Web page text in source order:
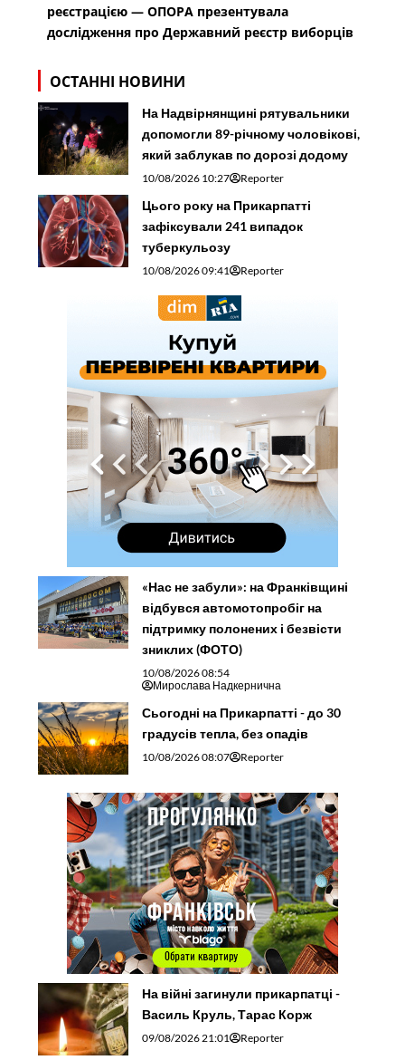
реєстрацією — ОПОРА презентувала
дослідження про Державний реєстр виборців
ОСТАННІ НОВИНИ
На Надвірнянщині рятувальники
допомогли 89-річному чоловікові,
який заблукав по дорозі додому
10/08/2026 10:27 Reporter
Цього року на Прикарпатті
зафіксували 241 випадок
туберкульозу
10/08/2026 09:41 Reporter
«Нас не забули»: на Франківщині
відбувся автомотопробіг на
підтримку полонених і безвісти
зниклих (ФОТО)
10/08/2026 08:54
Мирослава Надкернична
Сьогодні на Прикарпатті - до 30
градусів тепла, без опадів
10/08/2026 08:07 Reporter
На війні загинули прикарпатці -
Василь Круль, Тарас Корж
09/08/2026 21:01 Reporter